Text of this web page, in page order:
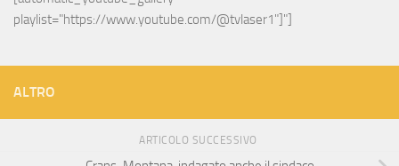
playlist="https://www.youtube.com/@tvlaser1"]"]
ALTRO
ARTICOLO SUCCESSIVO